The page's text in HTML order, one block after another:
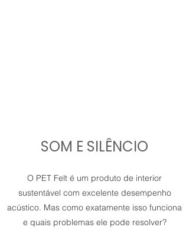
SOM E SILÊNCIO
O PET Felt é um produto de interior
sustentável com excelente desempenho
acústico. Mas como exatamente isso funciona
e quais problemas ele pode resolver?